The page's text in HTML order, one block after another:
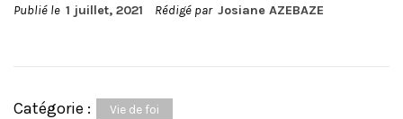
Publié le 1 juillet, 2021 Rédigé par Josiane AZEBAZE
Catégorie : Vie de foi